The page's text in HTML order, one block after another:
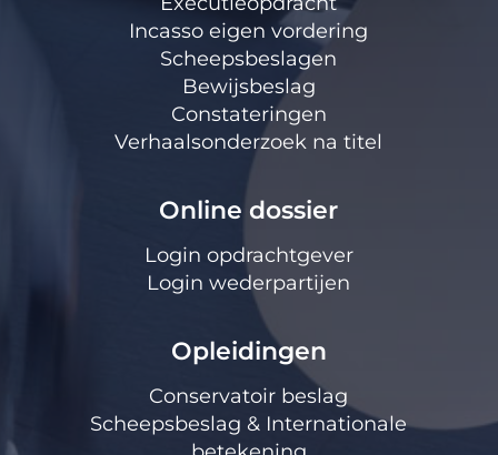
Incasso eigen vordering
Scheepsbeslagen
Bewijsbeslag
Constateringen
Verhaalsonderzoek na titel
Online dossier
Login opdrachtgever
Login wederpartijen
Opleidingen
Conservatoir beslag
Scheepsbeslag & Internationale